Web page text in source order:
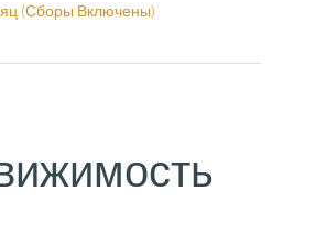
(Сборы Включены)